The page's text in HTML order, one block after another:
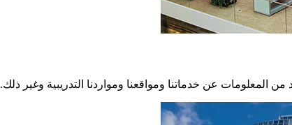
المعلومات عن خدماتنا ومواقعنا ومواردنا التدريبية وغير ذلك.